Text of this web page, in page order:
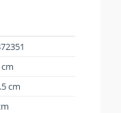
cm